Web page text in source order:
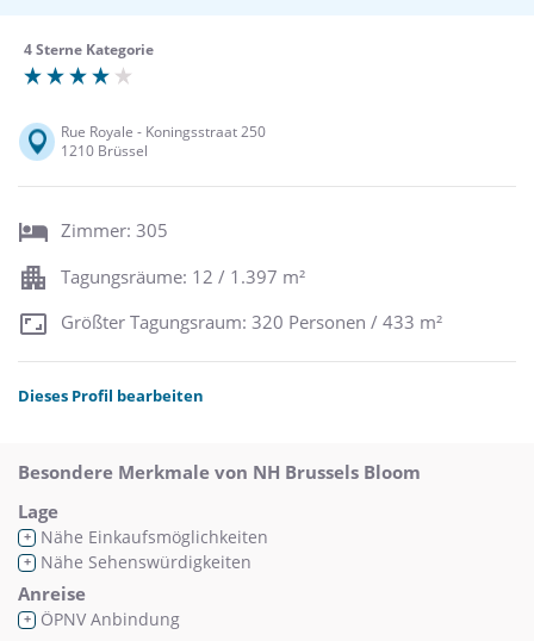
4 Sterne Kategorie
Rue Royale - Koningsstraat 250
1210 Brüssel
Zimmer: 305
Tagungsräume: 12 / 1.397 m²
Größter Tagungsraum: 320 Personen / 433 m²
Dieses Profil bearbeiten
Besondere Merkmale von NH Brussels Bloom
Lage
+ Nähe Einkaufsmöglichkeiten
+ Nähe Sehenswürdigkeiten
Anreise
+ ÖPNV Anbindung